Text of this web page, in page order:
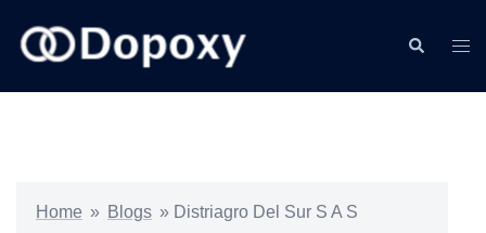
content
Search
Home » Blogs » Distriagro Del Sur S A S